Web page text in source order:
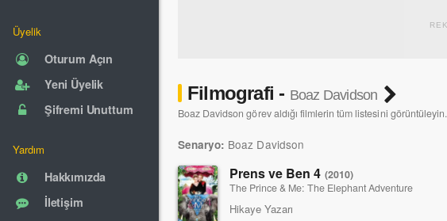
Üyelik
Oturum Açın
Yeni Üyelik
Şifremi Unuttum
Yardım
Hakkımızda
İletişim
Filmografi - Boaz Davidson
Boaz Davidson görev aldığı filmlerin tüm listesini
Senaryo: Boaz Davidson
Prens ve Ben 4 (2010)
The Prince & Me: The Elephant Adventure
Hikaye Yazarı